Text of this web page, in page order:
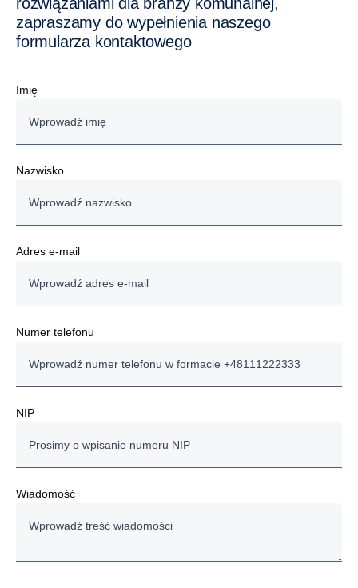
zapraszamy do wypełnienia naszego
formularza kontaktowego
Imię
Nazwisko
Adres e-mail
Numer telefonu
NIP
Wiadomość